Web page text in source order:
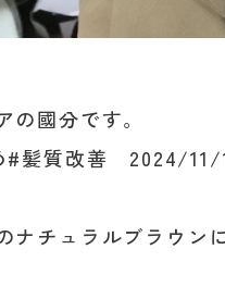
の國分です。
#髪質改善 2024/11/
ナチュラルブラウン